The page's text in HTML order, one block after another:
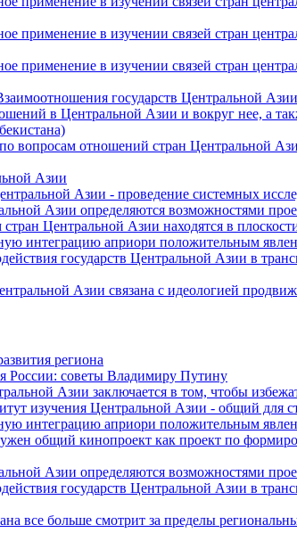
в изучении связей стран
в изучении связей стран
государств Центральной
в Центральной Азии и вокруг нее, а
вопросам отношений стран Центральной
Азии
Азии - проведение системных
Азии определяются возможностями
Центральной Азии находятся в
интеграцию априори положительным
государств Центральной Азии в
Азии связана с идеологией
региона
России: советы Владимиру Путину
Азии заключается в том, чтобы
изучения Центральной Азии - общий для
интеграцию априори положительным
общий кинопроект как проект по
Азии определяются возможностями
государств Центральной Азии в
все больше смотрит за пределы